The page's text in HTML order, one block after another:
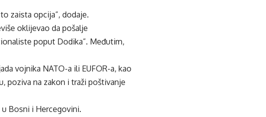
zaista opcija”, dodaje.
oklijevao da pošalje
poput Dodika”. Međutim,
vojnika NATO-a ili EUFOR-a, kao
poziva na zakon i traži poštivanje
Bosni i Hercegovini.